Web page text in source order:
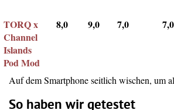
TORQ x
Channel
Islands
Pod Mod
8,0 9,0 7,0 7,0
Auf dem Smartphone seitlich wischen, um
So haben wir getestet